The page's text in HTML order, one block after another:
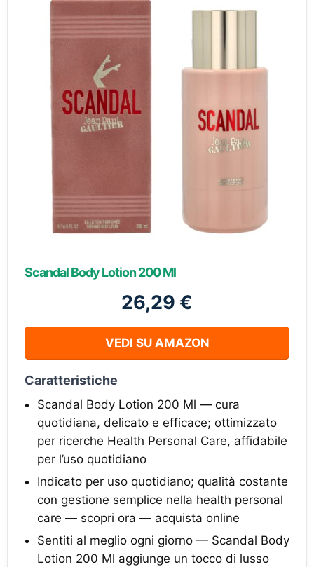
Scandal Body Lotion 200 Ml
26,29 €
VEDI SU AMAZON
Caratteristiche
Scandal Body Lotion 200 Ml — cura
quotidiana, delicato e efficace; ottimizzato
per ricerche Health Personal Care, affidabile
per l’uso quotidiano
Indicato per uso quotidiano; qualità costante
con gestione semplice nella health personal
care — scopri ora — acquista online
Sentiti al meglio ogni giorno — Scandal Body
Lotion 200 Ml aggiunge un tocco di lusso